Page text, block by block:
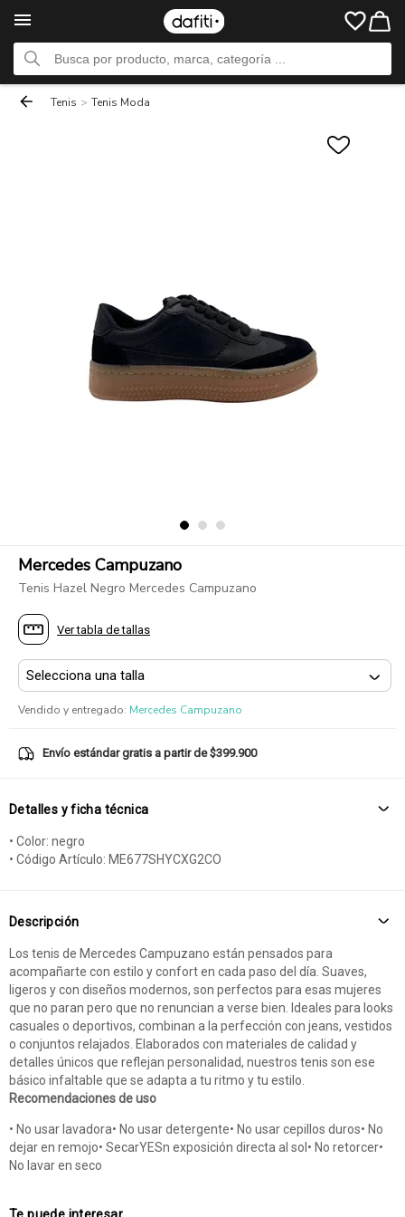
Tenis > Tenis Moda
Mercedes Campuzano
Tenis Hazel Negro Mercedes Campuzano
Ver tabla de tallas
Vendido y entregado: Mercedes Campuzano
Envío estándar gratis a partir de $399.900
Detalles y ficha técnica
• Color: negro
• Código Artículo: ME677SHYCXG2CO
Descripción
Los tenis de Mercedes Campuzano están pensados para
acompañarte con estilo y confort en cada paso del día. Suaves,
ligeros y con diseños modernos, son perfectos para esas mujeres
que no paran pero que no renuncian a verse bien. Ideales para looks
casuales o deportivos, combinan a la perfección con jeans, vestidos
o conjuntos relajados. Elaborados con materiales de calidad y
detalles únicos que reflejan personalidad, nuestros tenis son ese
básico infaltable que se adapta a tu ritmo y tu estilo.
Recomendaciones de uso
• No usar lavadora• No usar detergente• No usar cepillos duros• No
dejar en remojo• SecarYESn exposición directa al sol• No retorcer•
No lavar en seco